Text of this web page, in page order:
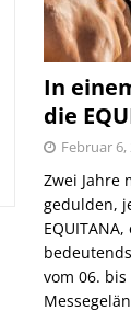
In
die
Februar 6,
Zwei Jahre
gedulden,
vom 06.